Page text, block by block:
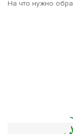
На что нужно